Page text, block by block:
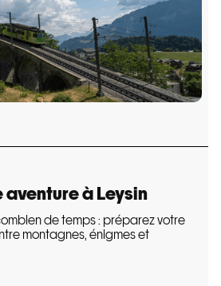
à Leysin
de temps : préparez votre
montagnes, énigmes et